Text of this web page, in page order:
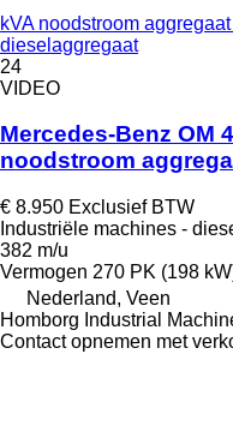
kVA noodstroom
dieselaggregaat
24
VIDEO
Mercedes-Benz OM
noodstroom
€ 8.950 Exclusief BTW
Industriële machines -
382 m/u
Vermogen 270 PK (198
Nederland, Veen
Homborg Industrial
Contact opnemen met